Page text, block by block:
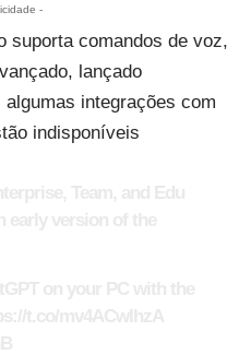
-
suporta comandos de voz,
lançado
integrações com
indisponíveis